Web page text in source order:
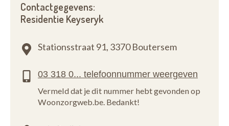
Contactgegevens:
Residentie Keyseryk
Stationsstraat 91, 3370 Boutersem
Vermeld dat je dit nummer hebt gevonden op
Woonzorgweb.be. Bedankt!